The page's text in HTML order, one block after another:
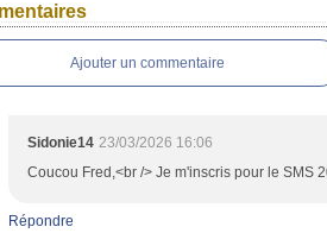
Ajouter un commentaire
Sidonie14 23/03/2026 16:06
Coucou Fred,<br /> Je m'inscris pour le SMS
Répondre